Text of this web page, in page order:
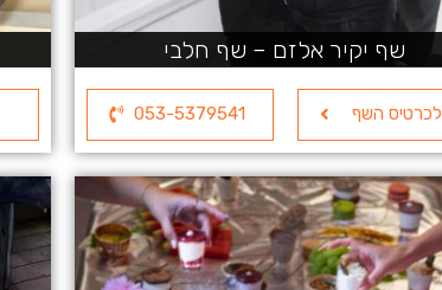
שף יקיר אלזם – שף חלבי
לכרטיס השף 053-5379541